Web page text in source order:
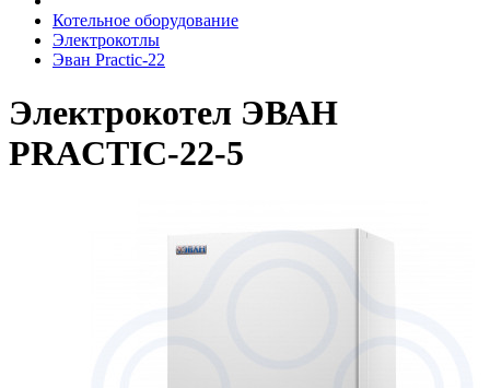
Котельное оборудование
Электрокотлы
Эван Practic-22
Электрокотел ЭВАН
PRACTIC-22-5